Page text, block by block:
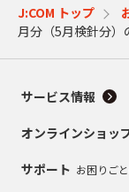
J:COM トップ
月分（5月検針分）
サービス情報
オンラインショッ
サポート お困りご